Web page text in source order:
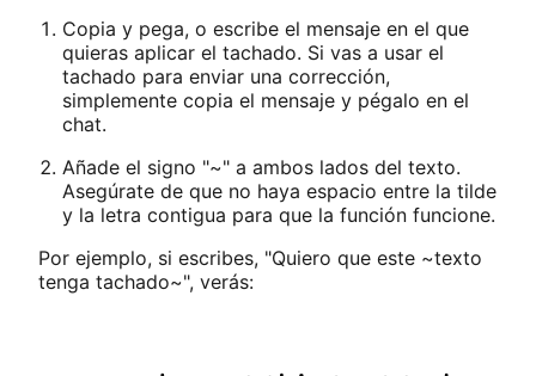
Copia y pega, o escribe el mensaje en el que
quieras aplicar el tachado. Si vas a usar el
tachado para enviar una corrección,
simplemente copia el mensaje y pégalo en el
chat.
Añade el signo "~" a ambos lados del texto.
Asegúrate de que no haya espacio entre la tilde
y la letra contigua para que la función funcione.
Por ejemplo, si escribes, "Quiero que este ~texto
tenga tachado~", verás: